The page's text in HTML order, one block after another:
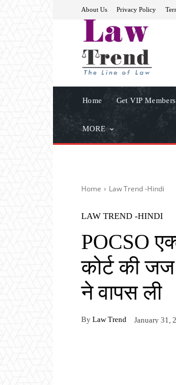
About Us Privacy Policy
Home Get VIP
MORE
Home Law Trend -Hindi
LAW TREND -HINDI
POCSO
कोर्ट की
ने वापस ली
By Law Trend January 31,